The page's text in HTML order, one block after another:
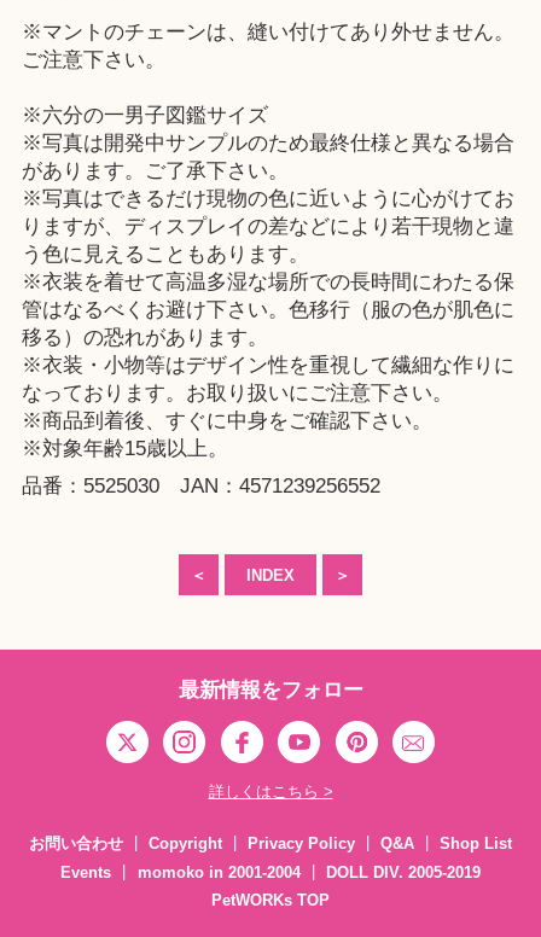
※マントのチェーンは、縫い付けてあり外せません。
ご注意下さい。
※六分の一男子図鑑サイズ
※写真は開発中サンプルのため最終仕様と異なる場合
があります。ご了承下さい。
※写真はできるだけ現物の色に近いように心がけてお
りますが、ディスプレイの差などにより若干現物と違
う色に見えることもあります。
※衣装を着せて高温多湿な場所での長時間にわたる保
管はなるべくお避け下さい。色移行（服の色が肌色に
移る）の恐れがあります。
※衣装・小物等はデザイン性を重視して繊細な作りに
なっております。お取り扱いにご注意下さい。
※商品到着後、すぐに中身をご確認下さい。
※対象年齢15歳以上。
品番：5525030 JAN：4571239256552
＜ INDEX ＞
最新情報をフォロー
詳しくはこちら >
お問い合わせ Copyright Privacy Policy Q&A
Shop List
Events
momoko in 2001-2004
DOLL DIV. 2005-2019
PetWORKs TOP